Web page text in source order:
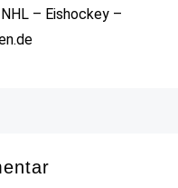
– Eishockey –